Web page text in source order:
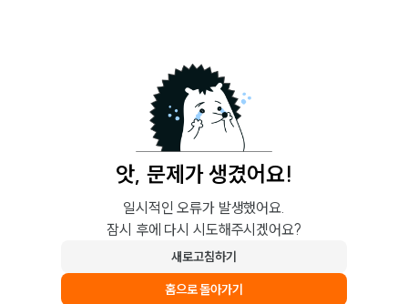
앗, 문제가 생겼어요!
일시적인 오류가 발생했어요.
잠시 후에 다시 시도해주시겠어요?
새로고침하기
홈으로 돌아가기